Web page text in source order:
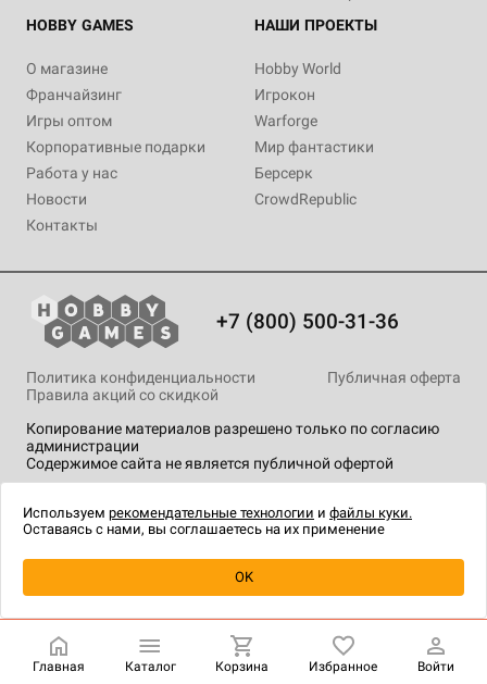
Уведомить о наличии
HOBBY GAMES
О магазине
Франчайзинг
Игры оптом
Корпоративные подарки
Работа у нас
Новости
Контакты
НАШИ ПРОЕКТЫ
Hobby World
Игрокон
Warforge
Мир фантастики
Берсерк
CrowdRepublic
+7 (800) 500-31-36
Копирование материалов разрешено только по согласию
администрации
Содержимое сайта не является публичной офертой
Политика конфиденциальности
Публичная оферта
Правила акций со скидкой
технологии.
Главная Каталог Корзина Избранное Войти
Используем рекомендательные технологии и файлы куки.
Оставаясь с нами, вы соглашаетесь на их применение
OK